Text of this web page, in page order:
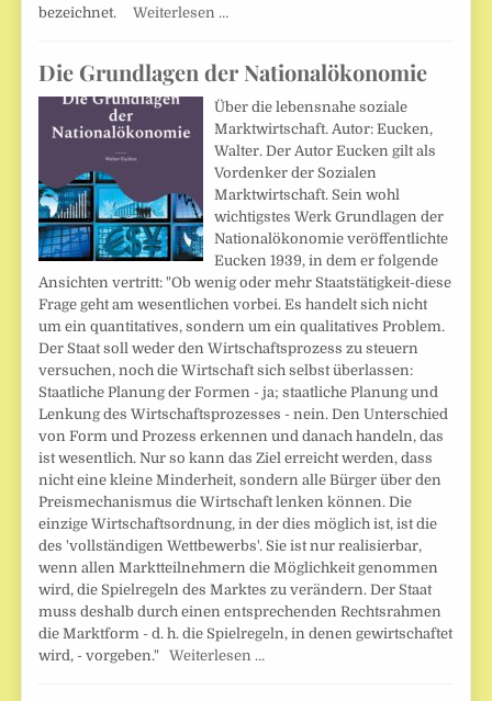
bezeichnet.Weiterlesen …
Die Grundlagen der Nationalökonomie
Über die lebensnahe soziale
Marktwirtschaft. Autor: Eucken,
Walter. Der Autor Eucken gilt als
Vordenker der Sozialen
Marktwirtschaft. Sein wohl
wichtigstes Werk Grundlagen der
Nationalökonomie veröffentlichte
Eucken 1939, in dem er folgende
Ansichten vertritt: "Ob wenig oder mehr Staatstätigkeit-diese
Frage geht am wesentlichen vorbei. Es handelt sich nicht
um ein quantitatives, sondern um ein qualitatives Problem.
Der Staat soll weder den Wirtschaftsprozess zu steuern
versuchen, noch die Wirtschaft sich selbst überlassen:
Staatliche Planung der Formen - ja; staatliche Planung und
Lenkung des Wirtschaftsprozesses - nein. Den Unterschied
von Form und Prozess erkennen und danach handeln, das
ist wesentlich. Nur so kann das Ziel erreicht werden, dass
nicht eine kleine Minderheit, sondern alle Bürger über den
Preismechanismus die Wirtschaft lenken können. Die
einzige Wirtschaftsordnung, in der dies möglich ist, ist die
des 'vollständigen Wettbewerbs'. Sie ist nur realisierbar,
wenn allen Marktteilnehmern die Möglichkeit genommen
wird, die Spielregeln des Marktes zu verändern. Der Staat
muss deshalb durch einen entsprechenden Rechtsrahmen
die Marktform - d. h. die Spielregeln, in denen gewirtschaftet
wird, - vorgeben."Weiterlesen …